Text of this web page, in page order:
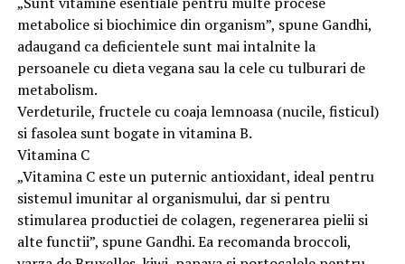
metabolice si biochimice din organism”, spune Gandhi,
adaugand ca deficientele sunt mai intalnite la
persoanele cu dieta vegana sau la cele cu tulburari de
metabolism.
Verdeturile, fructele cu coaja lemnoasa (nucile, fisticul)
si fasolea sunt bogate in vitamina B.
Vitamina C
„Vitamina C este un puternic antioxidant, ideal pentru
sistemul imunitar al organismului, dar si pentru
stimularea productiei de colagen, regenerarea pielii si
alte functii”, spune Gandhi. Ea recomanda broccoli,